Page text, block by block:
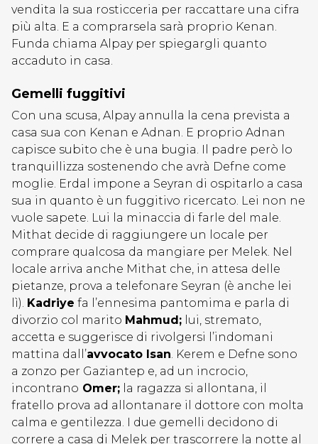
vendita la sua rosticceria per raccattare una cifra
più alta. E a comprarsela sarà proprio Kenan.
Funda chiama Alpay per spiegargli quanto
accaduto in casa.
Gemelli fuggitivi
Con una scusa, Alpay annulla la cena prevista a
casa sua con Kenan e Adnan. E proprio Adnan
capisce subito che è una bugia. Il padre però lo
tranquillizza sostenendo che avrà Defne come
moglie. Erdal impone a Seyran di ospitarlo a casa
sua in quanto è un fuggitivo ricercato. Lei non ne
vuole sapete. Lui la minaccia di farle del male.
Mithat decide di raggiungere un locale per
comprare qualcosa da mangiare per Melek. Nel
locale arriva anche Mithat che, in attesa delle
pietanze, prova a telefonare Seyran (è anche lei
lì). Kadriye fa l’ennesima pantomima e parla di
divorzio col marito Mahmud; lui, stremato,
accetta e suggerisce di rivolgersi l’indomani
mattina dall’avvocato Isan. Kerem e Defne sono
a zonzo per Gaziantep e, ad un incrocio,
incontrano Omer; la ragazza si allontana, il
fratello prova ad allontanare il dottore con molta
calma e gentilezza. I due gemelli decidono di
correre a casa di Melek per trascorrere la notte al